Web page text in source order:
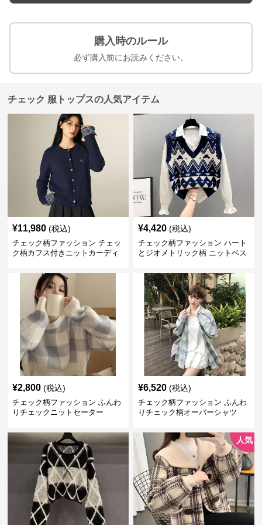
購入時のルール
必ず購入前にお読みください。
チェック 服トップスの人気アイテム
¥11,980 (税込)
チェック柄ファッション チェッ
ク柄カフス付きニットカーディ
¥4,420 (税込)
チェック柄ファッション ハート
とジオメトリック柄 ニットベス
¥2,800 (税込)
チェック柄ファッション ふんわ
りチェックニットセーター
¥6,520 (税込)
チェック柄ファッション ふんわ
りチェック柄オーバーシャツ
人気